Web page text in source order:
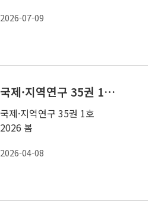
2026-07-09
국제·지역연구 35권 1호 2026 봄
국제·지역연구 35권 1호
2026 봄
2026-04-08